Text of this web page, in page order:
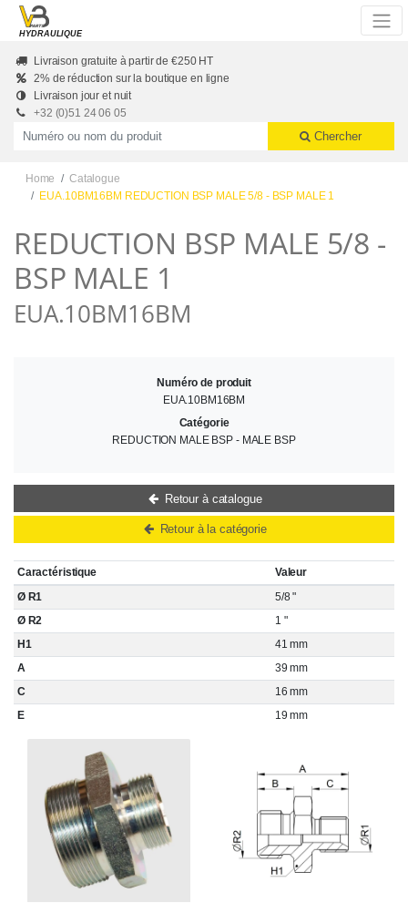
Skip to main content
HYDRAULIQUE
Livraison gratuite à partir de €250 HT
2% de réduction sur la boutique en ligne
Livraison jour et nuit
+32 (0)51 24 06 05
Productnummer of naam
Chercher
Home
Catalogue
EUA.10BM16BM REDUCTION BSP MALE 5/8 - BSP MALE 1
REDUCTION BSP MALE 5/8 -
BSP MALE 1
EUA.10BM16BM
Caractéristique
Valeur
Ø R1
5/8 "
Ø R2
1 "
H1
41 mm
A
39 mm
C
16 mm
E
19 mm
Numéro de produit
EUA.10BM16BM
Catégorie
REDUCTION MALE BSP - MALE BSP
Retour à catalogue
Retour à la catégorie